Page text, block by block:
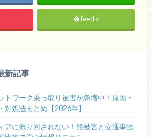
feedly
新記事
トワーク乗っ取り被害が急増中！原因・
対処法まとめ【2026年】
アに振り回されない！熊被害と交通事故